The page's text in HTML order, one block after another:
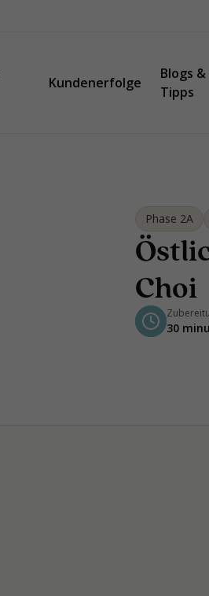
Kundenerfolge
Blogs &
Tipps
Phase 2A
Choi
30